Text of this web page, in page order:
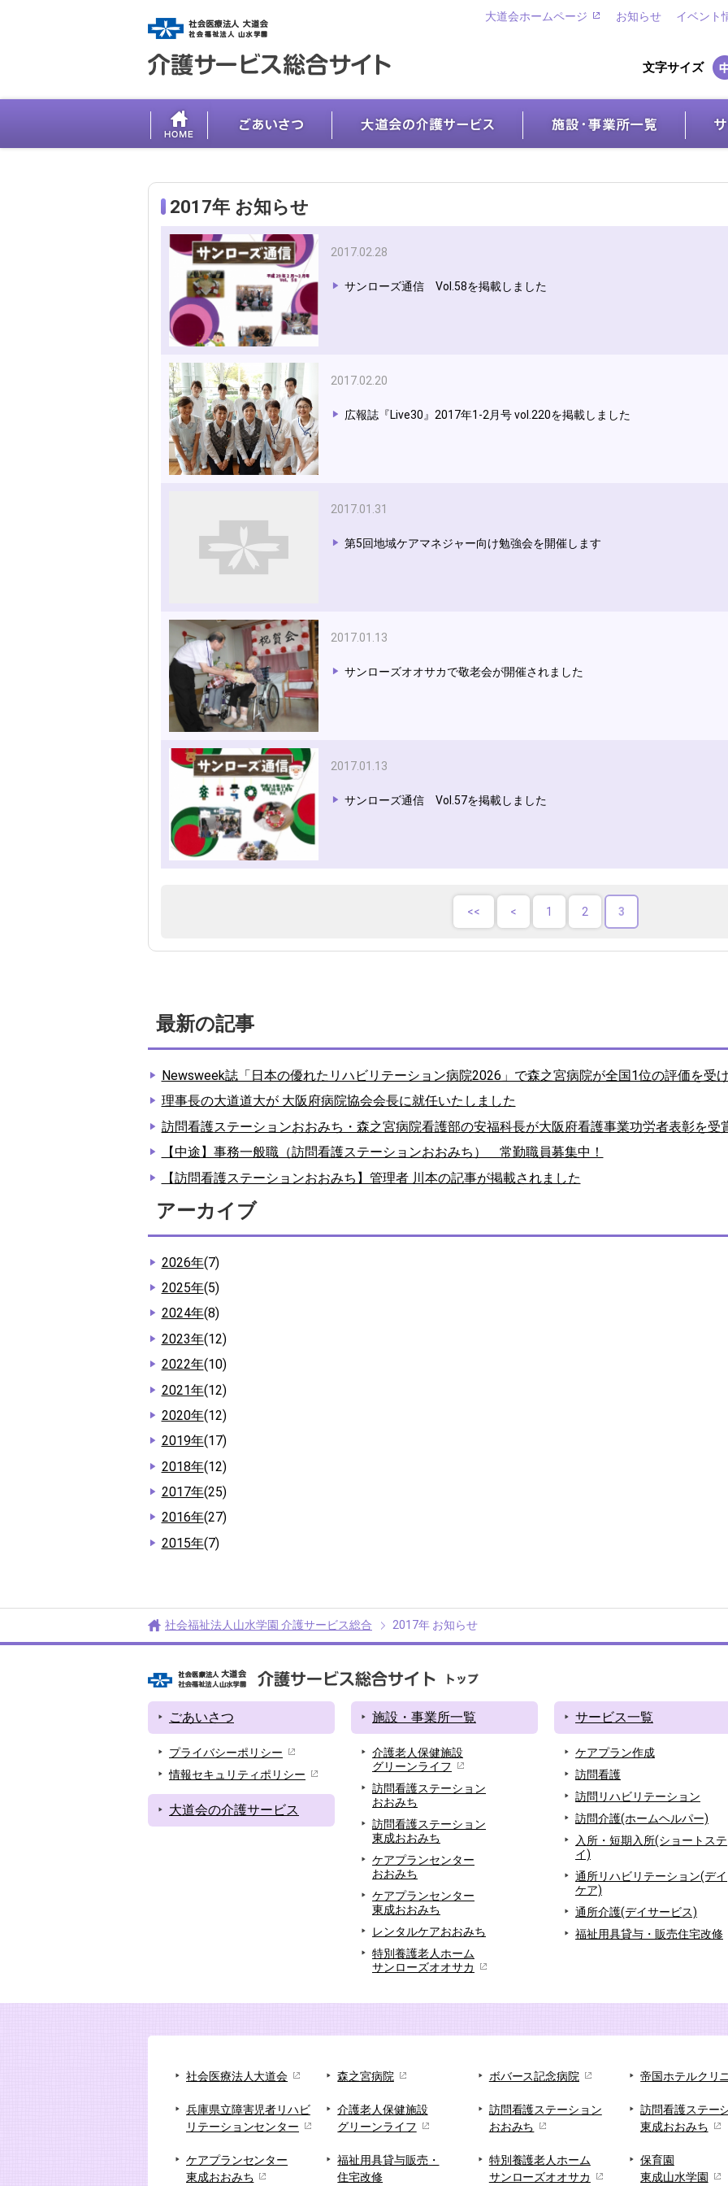
イベント
お知らせ
大道会ホームページ
文字サイズ
2017年 お知らせ
2017.02.28
サンローズ通信 Vol.58を掲載しました
2017.02.20
広報誌『Live30』2017年1-2月号 vol.220を掲載しました
2017.01.31
第5回地域ケアマネジャー向け勉強会を開催します
2017.01.13
サンローズオオサカで敬老会が開催されました
2017.01.13
サンローズ通信 Vol.57を掲載しました
1 2 3
最新の記事
Newsweek誌「日本の優れたリハビリテーション病院2026」で森之宮病院が全国1位の評価を受
理事長の大道道大が 大阪府病院協会会長に就任いたしました
訪問看護ステーションおおみち・森之宮病院看護部の安福科長が大阪府看護事業功労者表彰を受
【中途】事務一般職（訪問看護ステーションおおみち） 常勤職員募集中！
【訪問看護ステーションおおみち】管理者 川本の記事が掲載されました
アーカイブ
2026年(7)
2025年(5)
2024年(8)
2023年(12)
2022年(10)
2021年(12)
2020年(12)
2019年(17)
2018年(12)
2017年(25)
2016年(27)
2015年(7)
社会福祉法人山水学園 介護サービス総合 2017年 お知らせ
ごあいさつ
プライバシーポリシー
情報セキュリティポリシー
大道会の介護サービス
施設・事業所一覧
介護老人保健施設
グリーンライフ
訪問看護ステーション
おおみち
訪問看護ステーション
東成おおみち
ケアプランセンター
おおみち
ケアプランセンター
東成おおみち
レンタルケアおおみち
特別養護老人ホーム
サンローズオオサカ
サービス一覧
ケアプラン作成
訪問看護
訪問リハビリテーション
訪問介護(ホームヘルパー)
入所・短期入所(ショートステ
イ)
通所リハビリテーション(デイ
ケア)
通所介護(デイサービス)
福祉用具貸与・販売住宅改修
社会医療法人大道会 森之宮病院 ボバース記念病院 帝国ホテルクリ
兵庫県立障害児者リハビ
リテーションセンター
介護老人保健施設
グリーンライフ
訪問看護ステーション
おおみち
訪問看護ステー
東成おおみち
ケアプランセンター
東成おおみち
福祉用具貸与販売・
住宅改修
特別養護老人ホーム
サンローズオオサカ
保育園
東成山水学園